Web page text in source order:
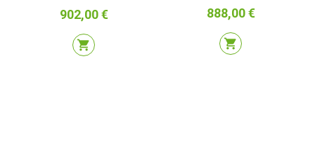
Preço
902,00 €
shopping_cart
Preço
888,00 €
shopping_cart